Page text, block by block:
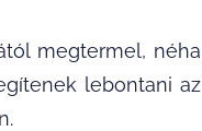
megtermel, néha
lebontani az